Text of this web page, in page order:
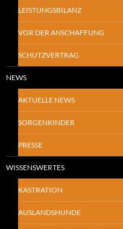
LEISTUNGSBILANZ
VOR DER ANSCHAFFUNG
SCHUTZVERTRAG
NEWS
AKTUELLE NEWS
SORGENKINDER
PRESSE
WISSENSWERTES
KASTRATION
AUSLANDSHUNDE